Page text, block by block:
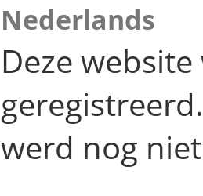
Nederlands
Deze
werd nog